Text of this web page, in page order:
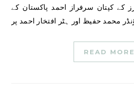
READ MORE